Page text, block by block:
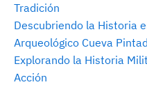
Tradición
Descubriendo la Historia
Arqueológico Cueva
Explorando la Historia
Acción